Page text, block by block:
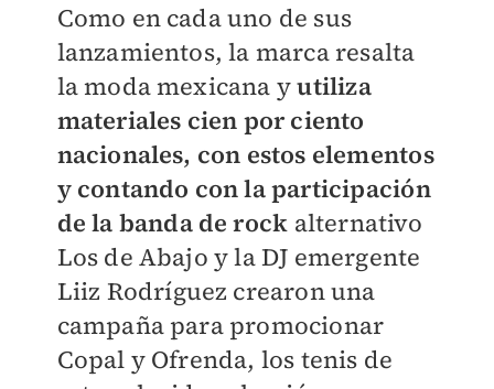
Como en cada uno de sus
lanzamientos, la marca resalta
la moda mexicana yutiliza
materiales cien por ciento
nacionales, con estos elementos
y contando con la participación
de la banda de rock alternativo
Los de Abajo y la DJ emergente
Liiz Rodríguez crearon una
campaña para promocionar
Copal y Ofrenda, los tenis de